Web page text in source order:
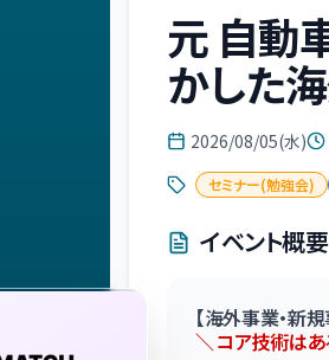
元 自動
かした
2026/08/05(水)
セミナー(勉強会)
イベント概要
【海外事業・新
＼ コア技術はあ